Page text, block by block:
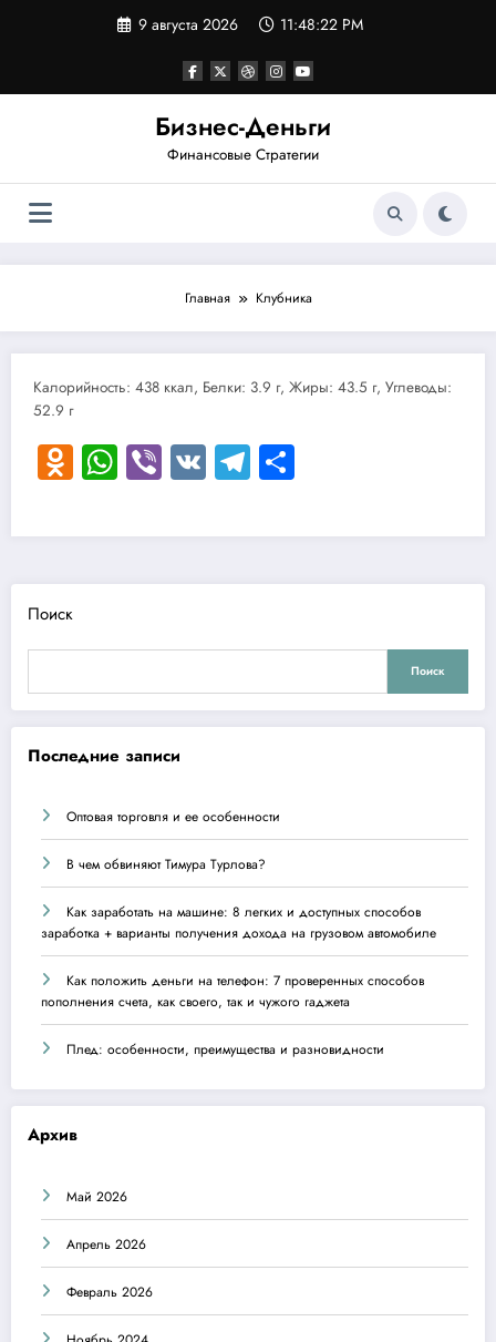
9 августа 2026 11:48:22 PM
Бизнес-Деньги
Финансовые Стратегии
Главная Клубника
Калорийность: 438 ккал, Белки: 3.9 г, Жиры: 43.5 г, Углеводы:
52.9 г
Odnoklassniki
WhatsApp
Viber
VKTelegram
Поиск
Поиск
Последние записи
Оптовая торговля и ее особенности
В чем обвиняют Тимура Турлова?
Как заработать на машине: 8 легких и доступных способов
заработка + варианты получения дохода на грузовом автомобиле
Как положить деньги на телефон: 7 проверенных способов
пополнения счета, как своего, так и чужого гаджета
Плед: особенности, преимущества и разновидности
Архив
Май 2026
Апрель 2026
Февраль 2026